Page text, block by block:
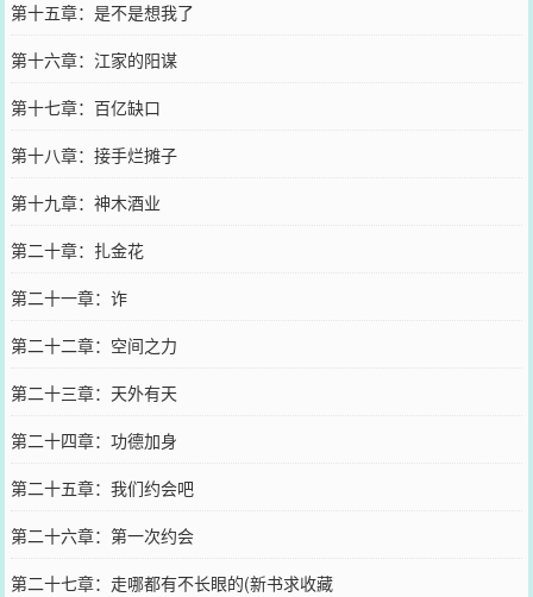
第十五章：是不是想我了
第十六章：江家的阳谋
第十七章：百亿缺口
第十八章：接手烂摊子
第十九章：神木酒业
第二十章：扎金花
第二十一章：诈
第二十二章：空间之力
第二十三章：天外有天
第二十四章：功德加身
第二十五章：我们约会吧
第二十六章：第一次约会
第二十七章：走哪都有不长眼的(新书求收藏